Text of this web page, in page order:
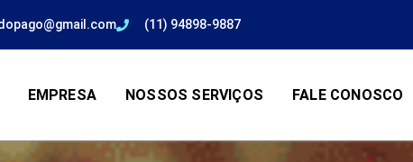
(11) 94898-9887
EMPRESA NOSSOS SERVIÇOS FALE CONOSCO